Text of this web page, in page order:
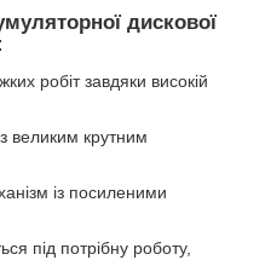
дискової
робіт завдяки високій
великим крутним
із посиленими
під потрібну роботу,